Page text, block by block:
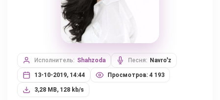
Исполнитель: Shahzoda Песня: Navro'z
13-10-2019, 14:44 Просмотров: 4 193
3,28 MB, 128 kb/s